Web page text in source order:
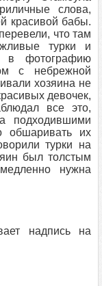
слова,
красивой бабы.
что там
турки и
в фотографию
с небрежной
хозяина не
девочек,
все это,
подходившими
обшаривать их
турки на
был толстым
нужна
надпись на